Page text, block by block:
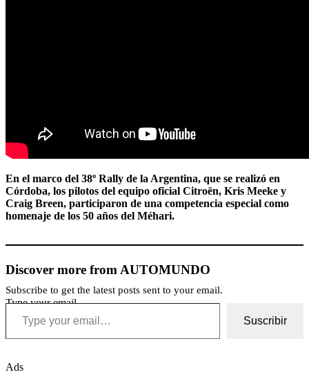
En el marco del 38º Rally de la Argentina, que se realizó en
Córdoba, los pilotos del equipo oficial Citroën, Kris Meeke y
Craig Breen, participaron de una competencia especial como
homenaje de los 50 años del Méhari.
Discover more from AUTOMUNDO
Subscribe to get the latest posts sent to your email.
Type your email…
Suscribir
Ads